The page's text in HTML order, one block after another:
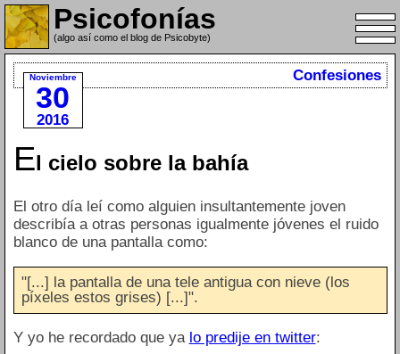
Psicofonías
(algo así como el blog de Psicobyte)
Noviembre
30
2016
Confesiones
El cielo sobre la bahía
El otro día leí como alguien insultantemente joven
describía a otras personas igualmente jóvenes el ruido
blanco de una pantalla como:
"[...] la pantalla de una tele antigua con nieve (los
píxeles estos grises) [...]".
Y yo he recordado que ya lo predije en twitter: